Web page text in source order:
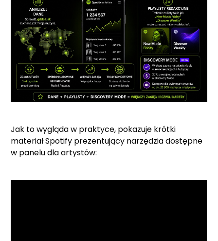
Jak to wygląda w praktyce, pokazuje krótki
materiał Spotify prezentujący narzędzia dostępne
w panelu dla artystów: